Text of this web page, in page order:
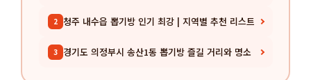
2 청주 내수읍 뽑기방 인기 최강 | 지역별 추천 리스트
3 경기도 의정부시 송산1동 뽑기방 즐길 거리와 명소